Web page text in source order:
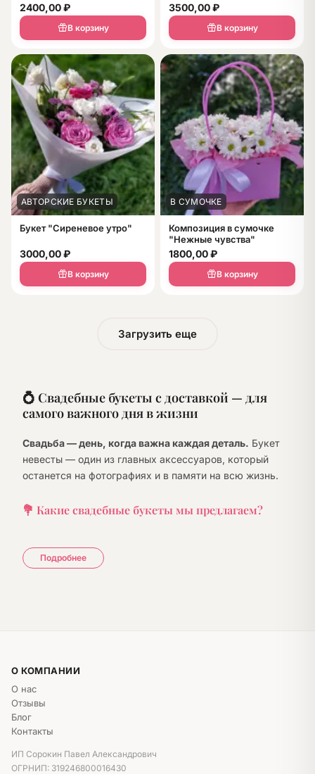
2400,00₽
В корзину
3500,00₽
В корзину
АВТОРСКИЕ БУКЕТЫ
Букет "Сиреневое утро"
3000,00₽
В корзину
В СУМОЧКЕ
Композиция в сумочке
"Нежные чувства"
1800,00₽
В корзину
Загрузить еще
💍 Свадебные букеты с доставкой — для
самого важного дня в жизни
Свадьба — день, когда важна каждая деталь. Букет
невесты — один из главных аксессуаров, который
останется на фотографиях и в памяти на всю жизнь.
💐 Какие свадебные букеты мы предлагаем?
вне времени
Монобукеты из роз
✨ Почему DivaRoza — лучший выбор для вашей
свадьбы?
✅ Фото букета перед отправкой
Подробнее
О КОМПАНИИ
О нас
Отзывы
Блог
Контакты
ИП Сорокин Павел Александрович
ОГРНИП: 319246800016430